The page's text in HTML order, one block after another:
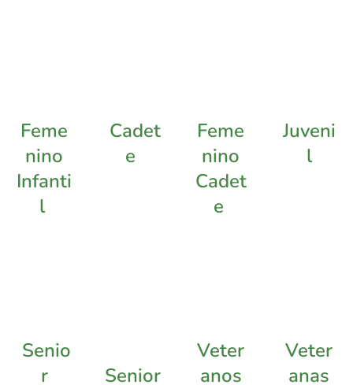
Feme
nino
Infanti
l
Cadet
e
Feme
nino
Cadet
e
Juveni
l
Senio
r
Senior
Veter
anos
Veter
anas